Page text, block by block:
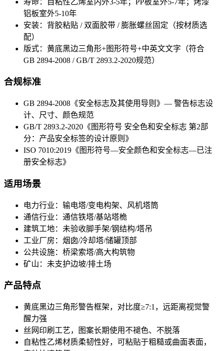
铝板室外5-10年
安装：背胶粘贴 / 双面胶带 / 膨胀螺丝固定（按材质选
配）
版式：黄底黑边三角形+图形符号+中英文文字（符合
GB 2894-2008 / GB/T 2893.2-2020规范）
合规标准
GB 2894-2008《安全标志及其使用导则》— 警告标志设
计、尺寸、颜色规范
GB/T 2893.2-2020《图形符号 安全色和安全标志 第2部
分：产品安全标签的设计原则》
ISO 7010:2019《图形符号—安全颜色和安全标志—已注
册安全标志》
适用场景
电力行业：输电塔/变电构架、风机塔筒
通信行业：通信铁塔/基站塔桅
建筑工地：未验收脚手架/钢结构/塔吊
工业厂房：烟囱/冷却塔/储罐顶部
公共设施：桥梁索塔/高大构筑物
矿山：未支护边坡/排土场
产品特点
黄底黑边三角形警告框架，对比度≥7:1，远距离视觉警
醒力强
丝网印刷工艺，图案长期使用不褪色、不脱落
自粘性乙烯材质柔韧性好，可粘贴于粗糙或曲面表面，